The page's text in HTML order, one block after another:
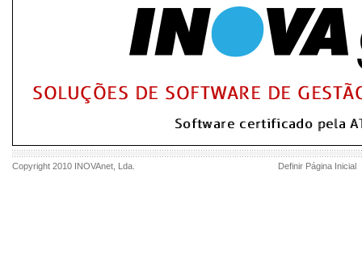
Copyright 2010 INOVAnet , Lda. Definir Página Inicial